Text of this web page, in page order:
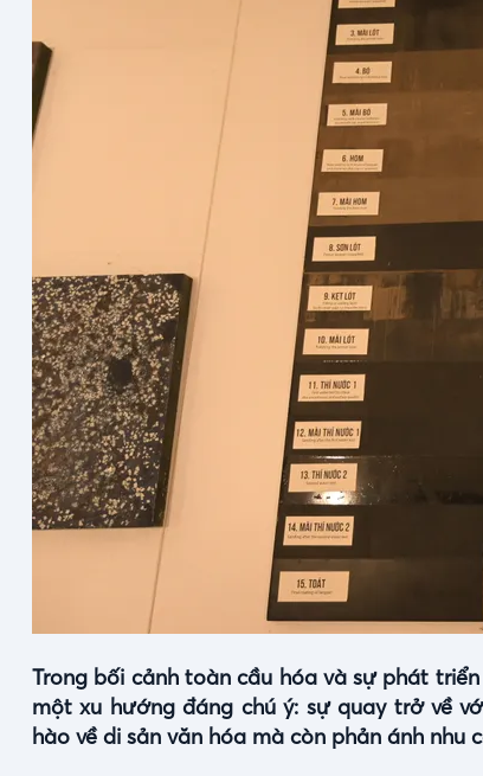
Trong bối cảnh toàn cầu hóa và sự phát
một xu hướng đáng chú ý: sự quay trở về
hào về di sản văn hóa mà còn phản ánh nhu